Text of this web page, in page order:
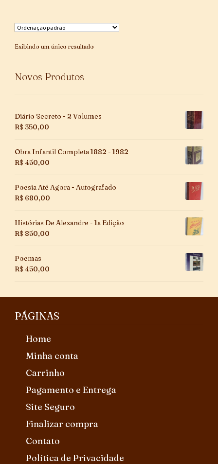
Exibindo um único resultado
Novos Produtos
Diário Secreto - 2 Volumes
R$ 350,00
Obra Infantil Completa 1882 - 1982
R$ 450,00
Poesia Até Agora - Autografado
R$ 680,00
Histórias De Alexandre - 1a Edição
R$ 850,00
Poemas
R$ 450,00
PÁGINAS
Home
Minha conta
Carrinho
Pagamento e Entrega
Site Seguro
Finalizar compra
Contato
Política de Privacidade